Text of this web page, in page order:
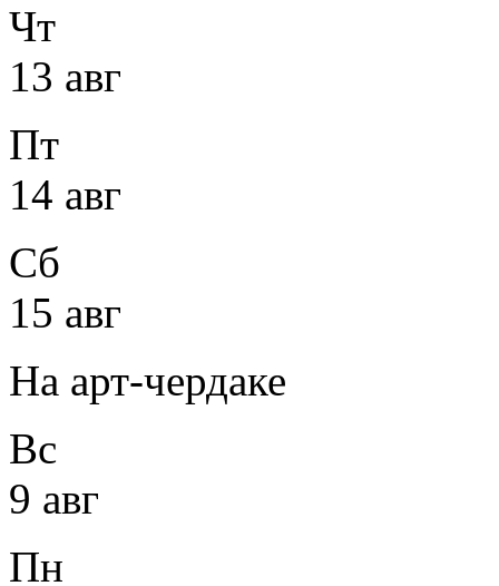
Чт
13 авг
Пт
14 авг
Сб
15 авг
На арт-чердаке
Вс
9 авг
Пн